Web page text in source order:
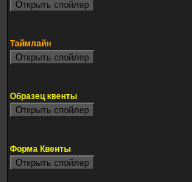
Таймлайн
Образец квенты
Форма Квенты